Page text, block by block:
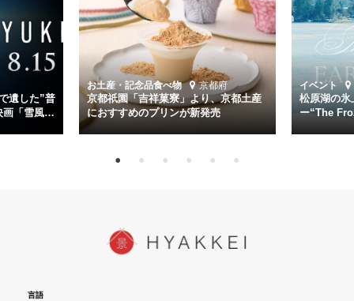
など実力派俳優が共演。そして戦艦大和と運命を共にした帝国海軍・
第二艦隊司令長官、伊藤整一を中井貴一が圧倒的な存在感で演じ切
る。
時代が再び、分断と暴力に揺れる現代。本作は「同じ過ちを繰り返す
道を歩んではいないか」と、彼らが命をかけて守りたいと願っ
た”今”を生きる私達に問いかける。戦後80年、戦争の記憶が薄れゆく
今だからこそ、尊い平和の価値を未来に繋ぐ作品『雪風 YUKIKAZE』
を多くの方にご覧いただきたい。
遺した”普
画「雪風
お土産・記念品食べ物 京都府
京都祇園「吉祥菓寮」より、京都土産
におすすめのプリンが新発売
イベント
松原湖の氷
ー“The
言語